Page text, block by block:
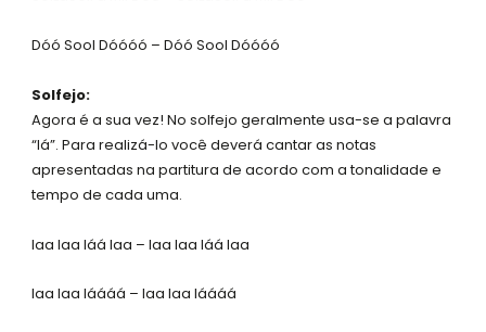
Dóó Sool Dóóóó – Dóó Sool Dóóóó
Solfejo:
Agora é a sua vez! No solfejo geralmente usa-se a palavra
“lá”. Para realizá-lo você deverá cantar as notas
apresentadas na partitura de acordo com a tonalidade e
tempo de cada uma.
laa laa láá laa – laa laa láá laa
laa laa láááá – laa laa láááá